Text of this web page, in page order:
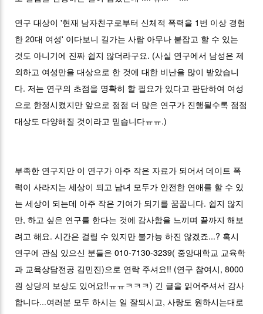
연구 대상이 '현재 남자친구로부터 신체적 폭력을 1번 이상 경험
한 20대 여성' 이다보니 길가는 사람 아무나 붙잡고 할 수 있는
것도 아니기에 진짜 쉽지 않더라구요. (사실 연구에서 남성은 제
외하고 여성만을 대상으로 한 것에 대한 비난을 많이 받았습니
다. 저는 연구의 초점을 명확히 할 필요가 있다고 판단하여 여성
으로 한정시켰지만 앞으로 점점 더 많은 연구가 진행될수록 점점
대상도 다양해질 것이라고 믿습니다ㅠㅠ.)
부족한 연구지만 이 연구가 아주 작은 자료가 되어서 데이트 폭
력이 사라지는 세상이 되고 남녀 모두가 안전한 연애를 할 수 있
는 세상이 되는데 아주 작은 기여가 되기를 꿈꿉니다. 쉽지 않지
만, 하고 싶은 연구를 한다는 것에 감사함을 느끼며 끝까지 해보
려고 해요. 시간은 걸릴 수 있지만 불가능 하진 않겠죠...? 혹시
연구에 관심 있으신 분들은 010-7130-3239( 중앙대학교 교육학
과 교육상담전공 김민진)으로 연락 주셔요!! (연구 참여시, 8000
원 상당의 보상도 있어요!!ㅠㅠㅋㅋㅋ) 긴 글을 읽어주셔서 감사
합니다...여러분 모두 하시는 일 잘되시고, 사랑도 원하시는대로